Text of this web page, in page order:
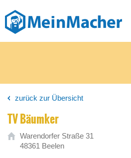
zurück zur Übersicht
TV Bäumker
Warendorfer Straße 31
48361 Beelen